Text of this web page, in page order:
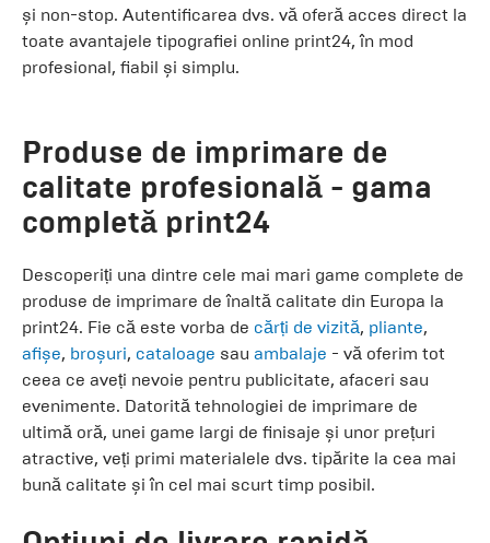
și non-stop. Autentificarea dvs. vă oferă acces direct la
toate avantajele tipografiei online print24, în mod
profesional, fiabil și simplu.
Produse de imprimare de
calitate profesională - gama
completă print24
Descoperiți una dintre cele mai mari game complete de
produse de imprimare de înaltă calitate din Europa la
print24. Fie că este vorba de cărți de vizită, pliante,
afișe, broșuri, cataloage sau ambalaje - vă oferim tot
ceea ce aveți nevoie pentru publicitate, afaceri sau
evenimente. Datorită tehnologiei de imprimare de
ultimă oră, unei game largi de finisaje și unor prețuri
atractive, veți primi materialele dvs. tipărite la cea mai
bună calitate și în cel mai scurt timp posibil.